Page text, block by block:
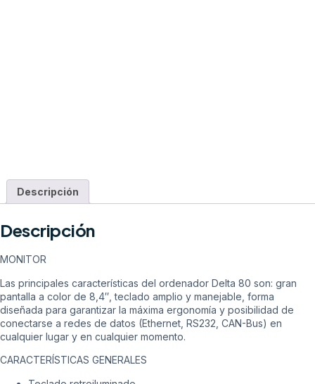
Descripción
Descripción
MONITOR
Las principales características del ordenador Delta 80 son: gran
pantalla a color de 8,4″, teclado amplio y manejable, forma
diseñada para garantizar la máxima ergonomía y posibilidad de
conectarse a redes de datos (Ethernet, RS232, CAN-Bus) en
cualquier lugar y en cualquier momento.
CARACTERÍSTICAS GENERALES